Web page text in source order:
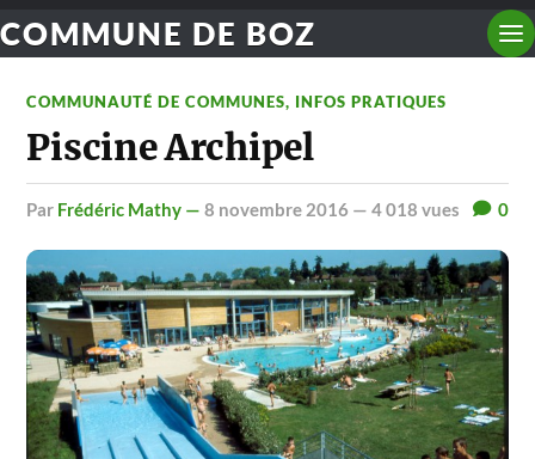
COMMUNE DE BOZ
COMMUNAUTÉ DE COMMUNES, INFOS PRATIQUES
Piscine Archipel
par Frédéric Mathy —8 novembre 2016 — 4 018 vues 0